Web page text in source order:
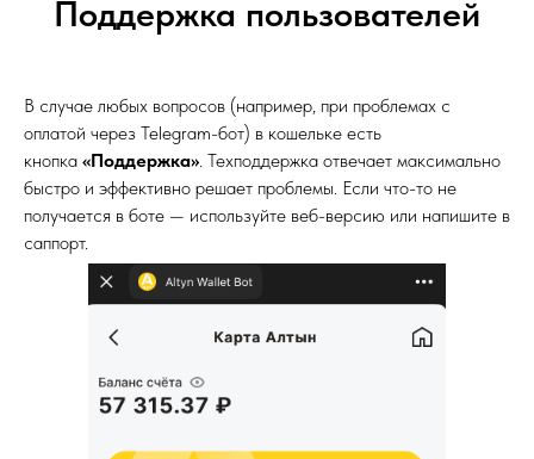
Поддержка пользователей
В случае любых вопросов (например, при проблемах с
оплатой через Telegram-бот) в кошельке есть
кнопка «Поддержка» . Техподдержка отвечает максимально
быстро и эффективно решает проблемы. Если что-то не
получается в боте — используйте веб-версию или напишите в
саппорт.